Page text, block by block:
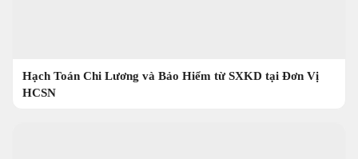
Hạch Toán Chi Lương và Bảo Hiểm từ SXKD tại Đơn Vị
HCSN